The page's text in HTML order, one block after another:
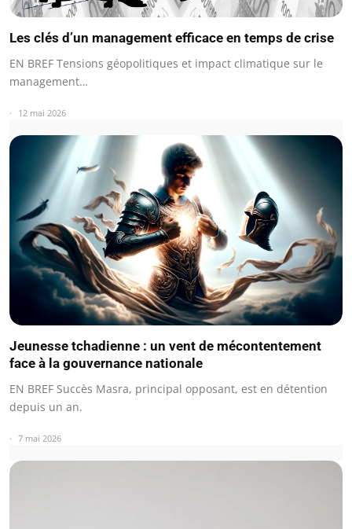
Les clés d’un management efficace en temps de crise
EN BREF Tensions géopolitiques et impact climatique sur le
management…
12 mai 2026
Jeunesse tchadienne : un vent de mécontentement
face à la gouvernance nationale
EN BREF Succès Masra, principal opposant, est en détention
depuis un an.
7 mai 2026